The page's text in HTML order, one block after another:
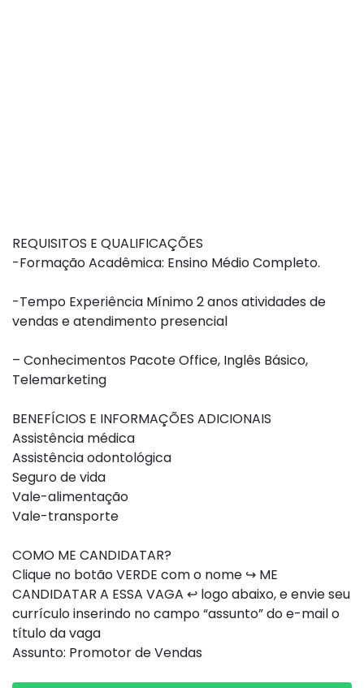
REQUISITOS E QUALIFICAÇÕES
-Formação Acadêmica: Ensino Médio Completo.
-Tempo Experiência Mínimo 2 anos atividades de
vendas e atendimento presencial
– Conhecimentos Pacote Office, Inglês Básico,
Telemarketing
BENEFÍCIOS E INFORMAÇÕES ADICIONAIS
Assistência médica
Assistência odontológica
Seguro de vida
Vale-alimentação
Vale-transporte
COMO ME CANDIDATAR?
Clique no botão VERDE com o nome ↪ ME
CANDIDATAR A ESSA VAGA ↩ logo abaixo, e envie seu
currículo inserindo no campo “assunto” do e-mail o
título da vaga
Assunto: Promotor de Vendas